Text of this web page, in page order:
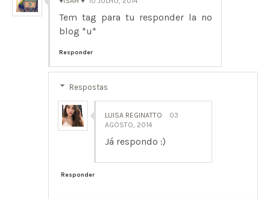
Tem tag para tu responder la no
blog *u*
Responder
Respostas
LUISA REGINATTO
03
AGOSTO, 2014
Já respondo :)
Responder